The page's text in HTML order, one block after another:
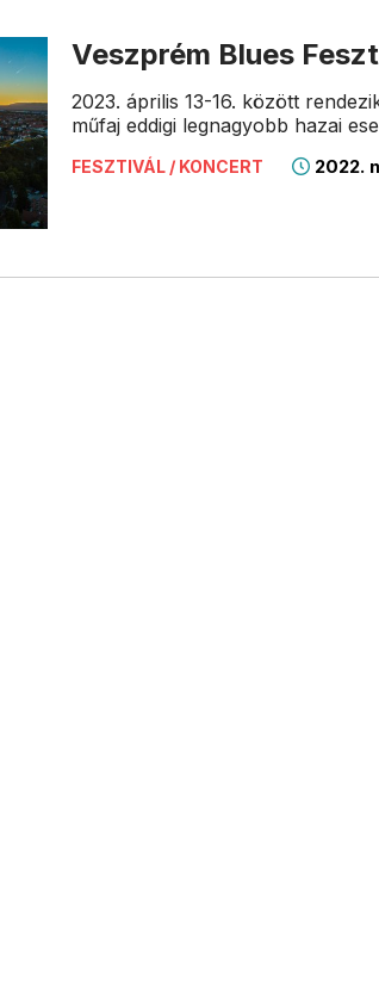
Veszprém Blues
2023. április 13-16. között
műfaj eddigi legnagyobb hazai
FESZTIVÁL / KONCERT 2022.